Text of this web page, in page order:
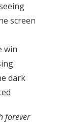
screen
win
dark
forever